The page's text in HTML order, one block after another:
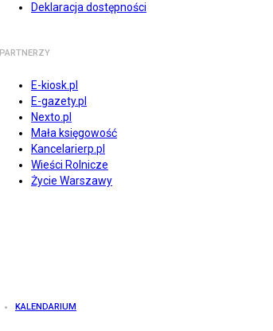
Deklaracja dostępności
PARTNERZY
E-kiosk.pl
E-gazety.pl
Nexto.pl
Mała księgowość
Kancelarierp.pl
Wieści Rolnicze
Życie Warszawy
KALENDARIUM